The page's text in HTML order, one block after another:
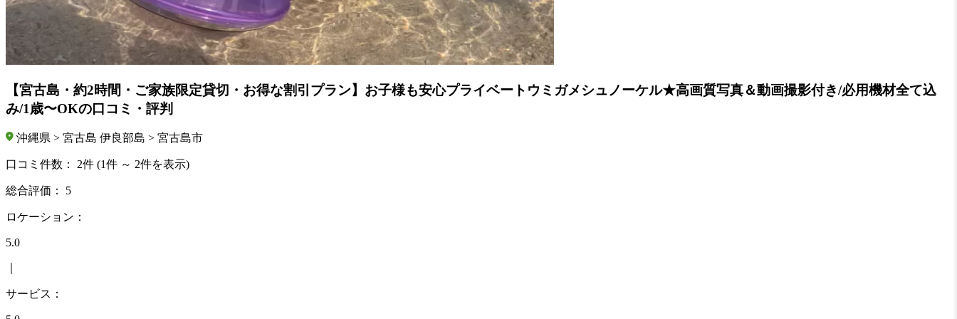
【宮古島・約2時間・ご家族限定貸切・お得な割引プラン】お子様も安心プライベートウミガメシュノーケル★高画質写真＆動画撮影付き/必用機材全て込
み/1歳〜OKの口コミ・評判
沖縄県 > 宮古島 伊良部島 > 宮古島市
口コミ件数： 2件 (1件 ～ 2件を表示)
総合評価： 5
ロケーション：
5.0
サービス：